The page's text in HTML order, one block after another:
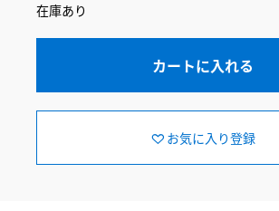
在庫あり
カートに入れる
お気に入り登録